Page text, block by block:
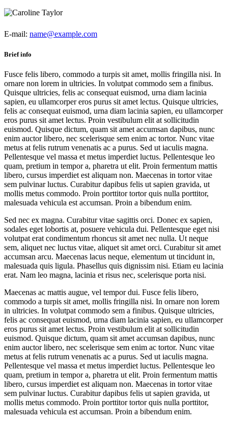
E-mail: name@example.com
Brief info
Fusce felis libero, commodo a turpis sit amet, mollis fringilla nisi. In
ornare non lorem in ultricies. In volutpat commodo sem a finibus.
Quisque ultricies, felis ac consequat euismod, urna diam lacinia
sapien, eu ullamcorper eros purus sit amet lectus. Quisque ultricies,
felis ac consequat euismod, urna diam lacinia sapien, eu ullamcorper
eros purus sit amet lectus. Proin vestibulum elit at sollicitudin
euismod. Quisque dictum, quam sit amet accumsan dapibus, nunc
enim auctor libero, nec scelerisque sem enim ac tortor. Nunc vitae
metus at felis rutrum venenatis ac a purus. Sed ut iaculis magna.
Pellentesque vel massa et metus imperdiet luctus. Pellentesque leo
quam, pretium in tempor a, pharetra ut elit. Proin fermentum mattis
libero, cursus imperdiet est aliquam non. Maecenas in tortor vitae
sem pulvinar luctus. Curabitur dapibus felis ut sapien gravida, ut
mollis metus commodo. Proin porttitor tortor quis nulla porttitor,
malesuada vehicula est accumsan. Proin a bibendum enim.
Sed nec ex magna. Curabitur vitae sagittis orci. Donec ex sapien,
sodales eget lobortis at, posuere vehicula dui. Pellentesque eget nisi
volutpat erat condimentum rhoncus sit amet nec nulla. Ut neque
sem, aliquet nec luctus vitae, aliquet sit amet orci. Curabitur sit amet
accumsan arcu. Maecenas lacus neque, elementum ut tincidunt in,
malesuada quis ligula. Phasellus quis dignissim nisi. Etiam eu lacinia
erat. Nam leo magna, lacinia et risus nec, scelerisque porta nisi.
Maecenas ac mattis augue, vel tempor dui. Fusce felis libero,
commodo a turpis sit amet, mollis fringilla nisi. In ornare non lorem
in ultricies. In volutpat commodo sem a finibus. Quisque ultricies,
felis ac consequat euismod, urna diam lacinia sapien, eu ullamcorper
eros purus sit amet lectus. Proin vestibulum elit at sollicitudin
euismod. Quisque dictum, quam sit amet accumsan dapibus, nunc
enim auctor libero, nec scelerisque sem enim ac tortor. Nunc vitae
metus at felis rutrum venenatis ac a purus. Sed ut iaculis magna.
Pellentesque vel massa et metus imperdiet luctus. Pellentesque leo
quam, pretium in tempor a, pharetra ut elit. Proin fermentum mattis
libero, cursus imperdiet est aliquam non. Maecenas in tortor vitae
sem pulvinar luctus. Curabitur dapibus felis ut sapien gravida, ut
mollis metus commodo. Proin porttitor tortor quis nulla porttitor,
malesuada vehicula est accumsan. Proin a bibendum enim.